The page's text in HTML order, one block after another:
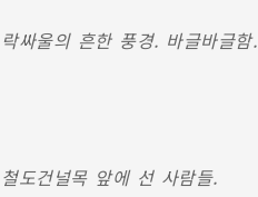
락싸울의 흔한 풍경. 바글바글함.
철도건널목 앞에 선 사람들.